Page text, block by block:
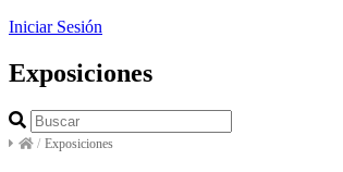
Iniciar Sesión
Exposiciones
/ Exposiciones